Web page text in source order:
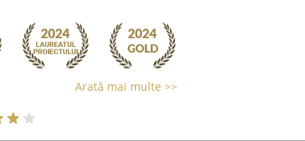
Arată mai multe >>